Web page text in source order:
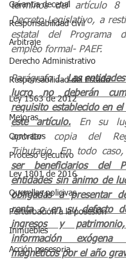
Garantia decenal
Responsabilidad civil
Arbitraje
Derecho Administrativo
Responsabilidad del Estado
Ley 1563 de 2012
Mejoras
Contratos
Proceso ejecutivo
Ley 1801 de 2016
Querellas policivas
Perturbación a la posesión
Inmuebles
Acción posesoria
términos del artículo 8
Decreto Legislativo, a
estatal del Programa
empleo formal- PAEF.
Parágrafo 1. Las
lucro no deberán
requisito establecido en
este artículo. En su
aportar copia del
Tributario. En todo caso,
ser beneficiarios del
entidades sin ánimo de
obligadas a presentar
renta o en su defecto
ingresos y
información
magnéticos por el año